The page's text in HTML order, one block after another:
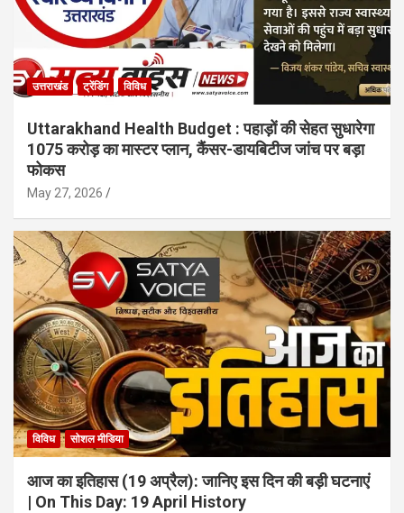
उत्तराखंड ट्रेंडिंग विविध
Uttarakhand Health Budget : पहाड़ों की सेहत सुधारेगा
1075 करोड़ का मास्टर प्लान, कैंसर-डायबिटीज जांच पर बड़ा
फोकस
May 27, 2026
विविध सोशल मीडिया
आज का इतिहास (19 अप्रैल): जानिए इस दिन की बड़ी घटनाएं
| On This Day: 19 April History